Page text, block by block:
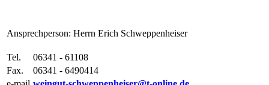
Ansprechperson: Herrn Erich Schweppenheiser
Tel.
06341 - 61108
Fax.
06341 - 6490414